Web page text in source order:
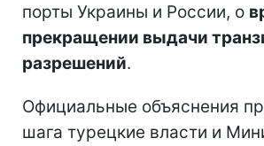
порты Украины и России, о
прекращении выдачи
разрешений.
Официальные объяснения
шага турецкие власти и